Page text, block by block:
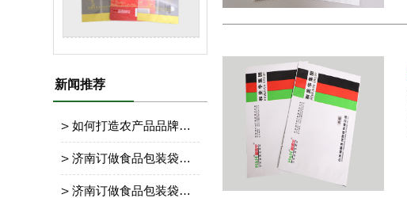
新闻推荐
如何打造农产品品牌包装精致设计？
济南订做食品包装袋：海鲜包装防漏措施
济南订做食品包装袋：能做耐寒处理冷冻食品包装袋吗？